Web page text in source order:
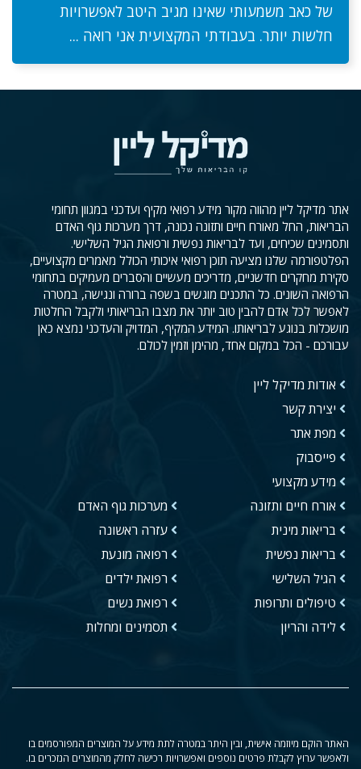
של כאב משמעותי שאינו מגיב היטב לאפשרויות
חלשות יותר. בעבודתי המקצועית אני רואה ...
אתר מדיקל ליין מהווה מקור מידע רפואי מקיף ועדכני במגוון תחומי
הבריאות, החל מאורח חיים ותזונה נכונה, דרך מערכות גוף האדם
ותסמינים שכיחים, ועד לבריאות נפשית ורפואת הגיל השלישי.
הפלטפורמה שלנו מציעה תוכן רפואי איכותי הכולל מאמרים מקצועיים,
סקירת מחקרים חדשניים, מדריכים מעשיים והסברים מעמיקים בתחומי
הרפואה השונים. כל התכנים מוגשים בשפה ברורה ונגישה, במטרה
לאפשר לכל אדם להבין טוב יותר את מצבו הבריאותי ולקבל החלטות
מושכלות בנוגע לבריאותו. המידע המקיף, המדויק והעדכני נמצא כאן
עבורכם - הכל במקום אחד, מהימן וזמין לכולם.
אודות מדיקל ליין
יצירת קשר
מפת אתר
פייסבוק
מידע מקצועי
אורח חיים ותזונה
בריאות מינית
בריאות נפשית
הגיל השלישי
טיפולים ותרופות
לידה והריון
מערכות גוף האדם
עזרה ראשונה
רפואה מונעת
רפואת ילדים
רפואת נשים
תסמינים ומחלות
האתר הוקם מיוזמה אישית, ובין היתר במטרה לתת מידע על המוצרים המפורסמים בו
ולאפשר ערוץ לקבלת פרטים נוספים ואפשרויות רכישה לחלק מהמוצרים הנזכרים בו.